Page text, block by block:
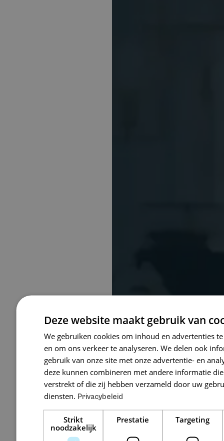
Brugrecht
Burgemeester
61, Den Haag
Bekijk 0 vacatures
Deze website maakt gebruik van
We gebruiken cookies om inhoud en advertenties
en om ons verkeer te analyseren. We delen ook
gebruik van onze site met onze advertentie- en
deze kunnen combineren met andere informatie
verstrekt of die zij hebben verzameld door uw
diensten. Privacybeleid
Strikt
noodzakelijk
Prestatie Targeting